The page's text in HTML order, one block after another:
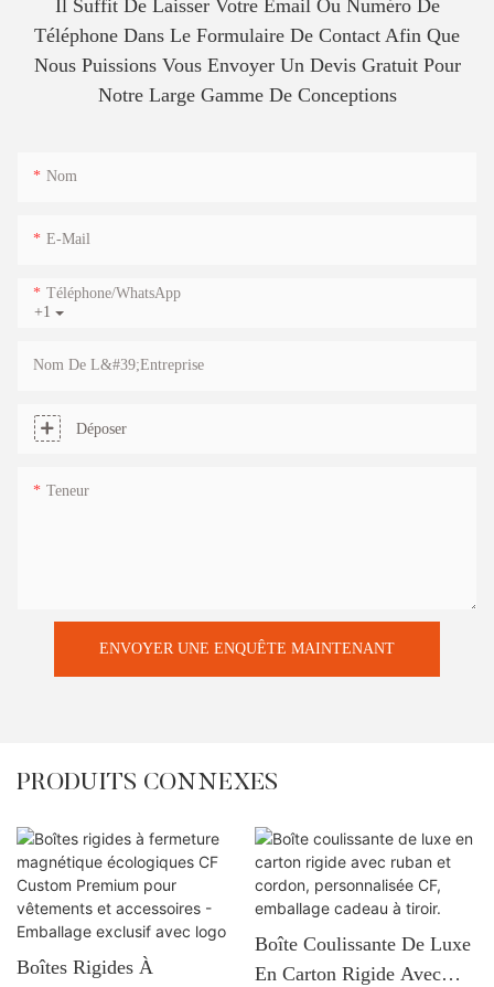
Il Suffit De Laisser Votre Email Ou Numéro De
Téléphone Dans Le Formulaire De Contact Afin Que
Nous Puissions Vous Envoyer Un Devis Gratuit Pour
Notre Large Gamme De Conceptions
Nom
E-Mail
+1
Téléphone/WhatsApp
Nom De L&#39;entreprise
Déposer
Teneur
ENVOYER UNE ENQUÊTE MAINTENANT
PRODUITS CONNEXES
Boîtes Rigides À
Boîte Coulissante De Luxe
En Carton Rigide Avec